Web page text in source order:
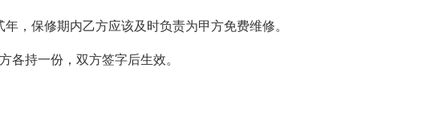
，保修期内乙方应该及时负责为甲方免费维修。
各持一份，双方签字后生效。